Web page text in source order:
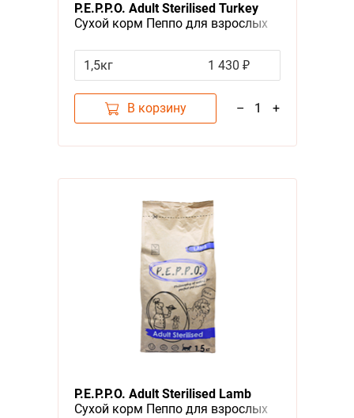
P.E.P.P.O. Adult Sterilised Turkey
Сухой корм Пеппо для взрослых
1,5кг
1 430 ₽
В корзину – 1 +
P.E.P.P.O. Adult Sterilised Lamb
Сухой корм Пеппо для взрослых